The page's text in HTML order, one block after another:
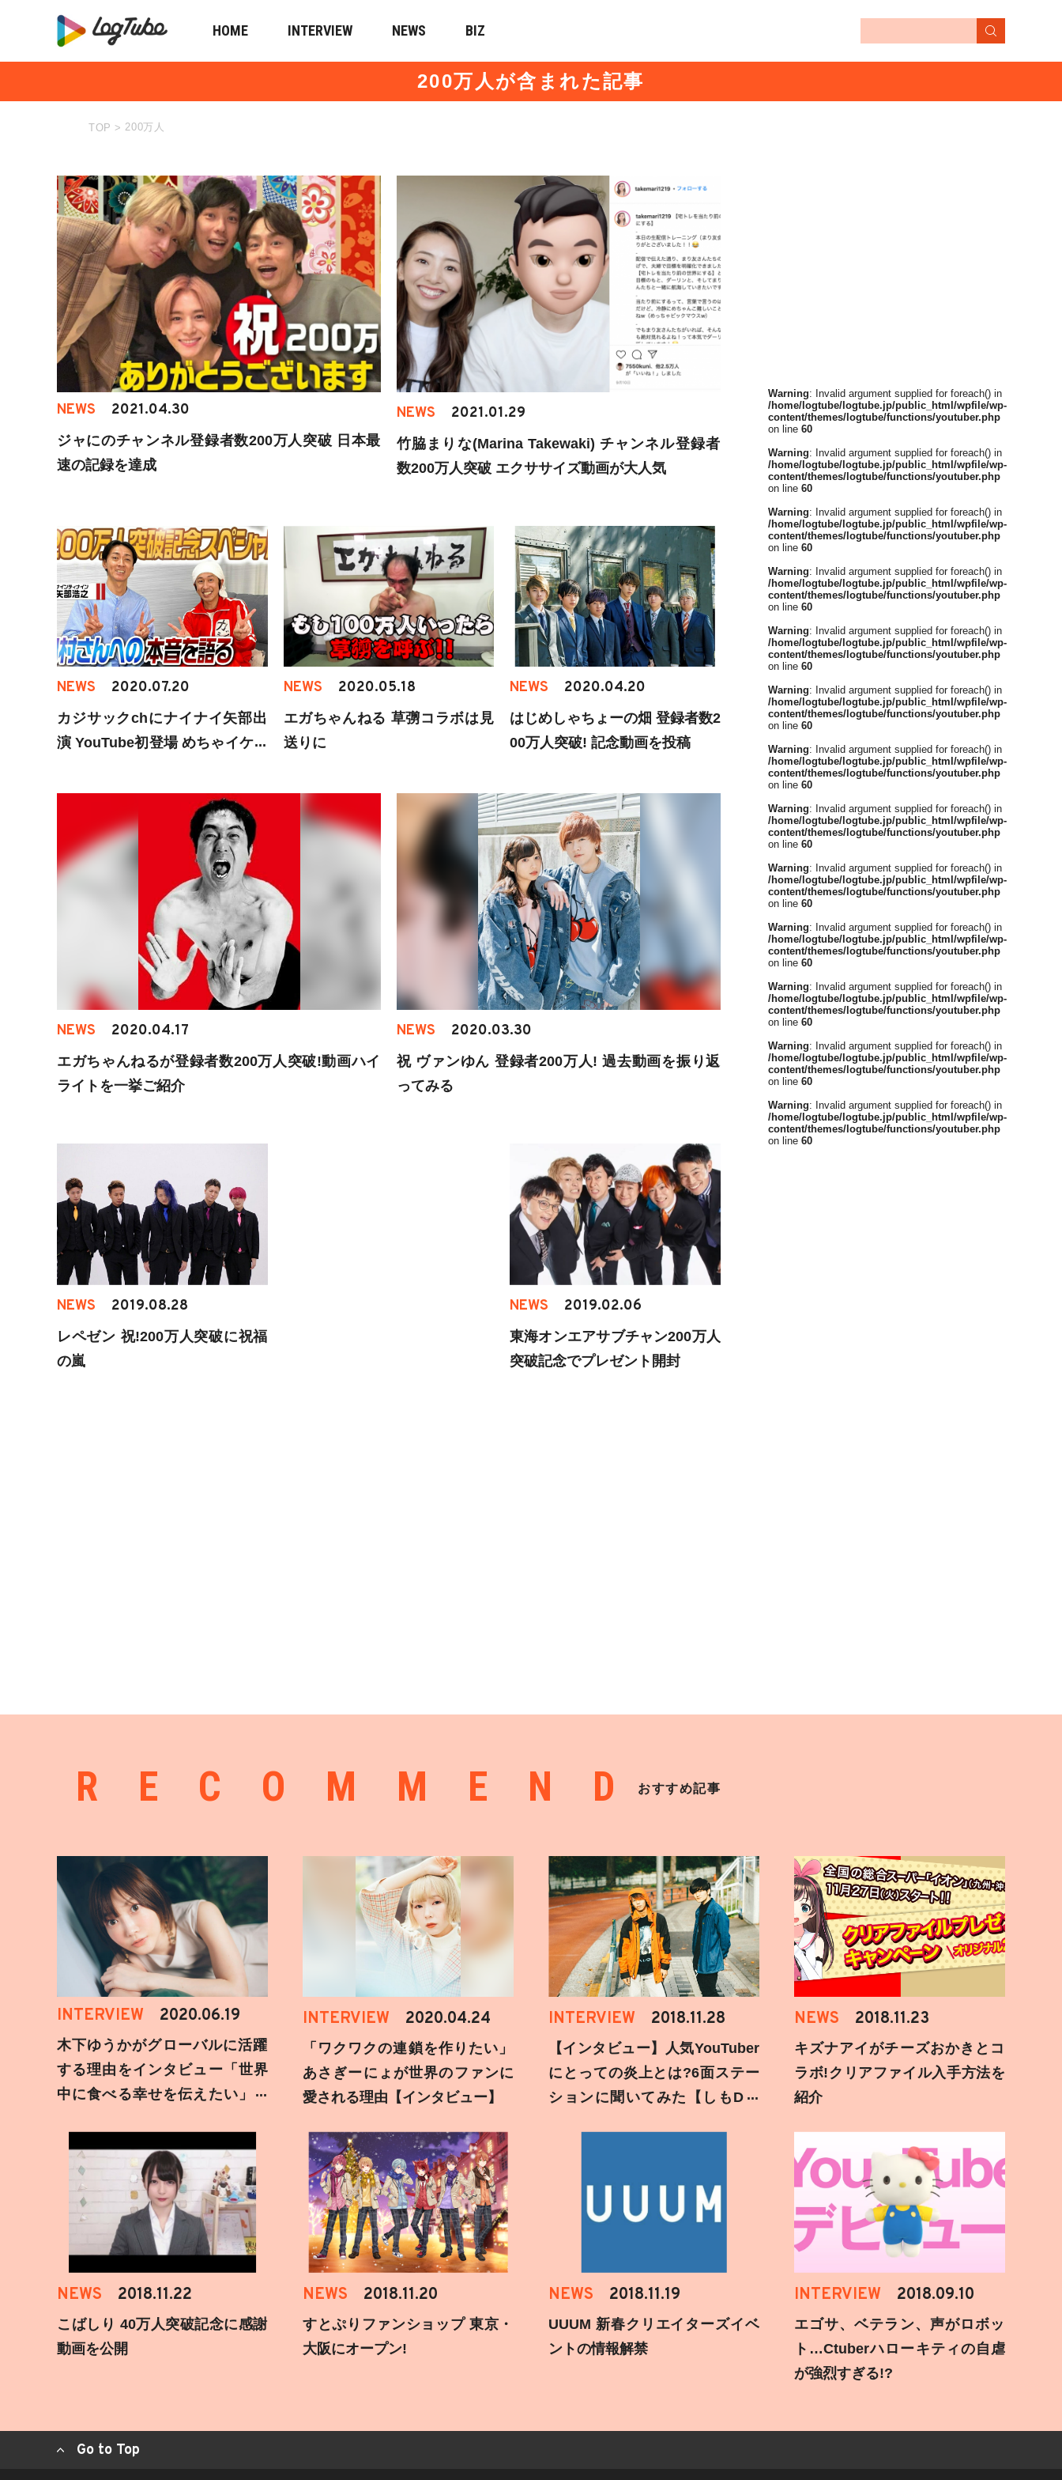
HOME INTERVIEW NEWS BIZ
200万人が含まれた記事
TOP > 200万人
NEWS 2021.04.30
ジャにのチャンネル登録者数200万人突破 日本最
速の記録を達成
NEWS 2021.01.29
竹脇まりな(Marina Takewaki) チャンネル登録者
数200万人突破 エクササイズ動画が大人気
NEWS 2020.07.20
カジサックchにナイナイ矢部出
演 YouTube初登場 めちゃイケの
NEWS 2020.05.18
エガちゃんねる 草彅コラボは見
送りに
NEWS 2020.04.20
はじめしゃちょーの畑 登録者数2
00万人突破! 記念動画を投稿
NEWS 2020.04.17
エガちゃんねるが登録者数200万人突破!動画ハイ
ライトを一挙ご紹介
NEWS 2020.03.30
祝 ヴァンゆん 登録者200万人! 過去動画を振り返
ってみる
NEWS 2019.08.28
レペゼン 祝!200万人突破に祝福
の嵐
NEWS 2019.02.06
東海オンエアサブチャン200万人
突破記念でプレゼント開封
Warning: Invalid argument supplied for foreach() in
/home/logtube/logtube.jp/public_html/wpfile/wp-
content/themes/logtube/functions/youtuber.php
on line 60
Warning: Invalid argument supplied for foreach() in
/home/logtube/logtube.jp/public_html/wpfile/wp-
content/themes/logtube/functions/youtuber.php
on line 60
Warning: Invalid argument supplied for foreach() in
/home/logtube/logtube.jp/public_html/wpfile/wp-
content/themes/logtube/functions/youtuber.php
on line 60
Warning: Invalid argument supplied for foreach() in
/home/logtube/logtube.jp/public_html/wpfile/wp-
content/themes/logtube/functions/youtuber.php
on line 60
Warning: Invalid argument supplied for foreach() in
/home/logtube/logtube.jp/public_html/wpfile/wp-
content/themes/logtube/functions/youtuber.php
on line 60
Warning: Invalid argument supplied for foreach() in
/home/logtube/logtube.jp/public_html/wpfile/wp-
content/themes/logtube/functions/youtuber.php
on line 60
Warning: Invalid argument supplied for foreach() in
/home/logtube/logtube.jp/public_html/wpfile/wp-
content/themes/logtube/functions/youtuber.php
on line 60
Warning: Invalid argument supplied for foreach() in
/home/logtube/logtube.jp/public_html/wpfile/wp-
content/themes/logtube/functions/youtuber.php
on line 60
Warning: Invalid argument supplied for foreach() in
/home/logtube/logtube.jp/public_html/wpfile/wp-
content/themes/logtube/functions/youtuber.php
on line 60
Warning: Invalid argument supplied for foreach() in
/home/logtube/logtube.jp/public_html/wpfile/wp-
content/themes/logtube/functions/youtuber.php
on line 60
Warning: Invalid argument supplied for foreach() in
/home/logtube/logtube.jp/public_html/wpfile/wp-
content/themes/logtube/functions/youtuber.php
on line 60
Warning: Invalid argument supplied for foreach() in
/home/logtube/logtube.jp/public_html/wpfile/wp-
content/themes/logtube/functions/youtuber.php
on line 60
Warning: Invalid argument supplied for foreach() in
/home/logtube/logtube.jp/public_html/wpfile/wp-
content/themes/logtube/functions/youtuber.php
on line 60
RECOMMENDおすすめ記事
INTERVIEW 2020.06.19
木下ゆうかがグローバルに活躍
する理由をインタビュー「世界
中に食べる幸せを伝えたい」新
INTERVIEW 2020.04.24
「ワクワクの連鎖を作りたい」
あさぎーにょが世界のファンに
愛される理由【インタビュー】
INTERVIEW 2018.11.28
【インタビュー】人気YouTuber
にとっての炎上とは?6面ステー
ションに聞いてみた【しもD遅
NEWS 2018.11.23
キズナアイがチーズおかきとコ
ラボ!クリアファイル入手方法を
紹介
NEWS 2018.11.22
こばしり 40万人突破記念に感謝
動画を公開
NEWS 2018.11.20
すとぷりファンショップ 東京・
大阪にオープン!
NEWS 2018.11.19
UUUM 新春クリエイターズイベ
ントの情報解禁
INTERVIEW 2018.09.10
エゴサ、ベテラン、声がロボッ
ト…Ctuberハローキティの自虐
が強烈すぎる!?
Go to Top